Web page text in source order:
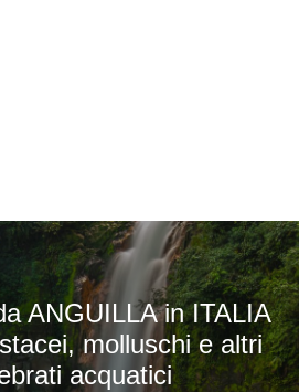
ANGUILLA in ITALIA
molluschi e altri
acquatici